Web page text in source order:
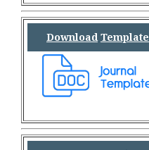
Download Template